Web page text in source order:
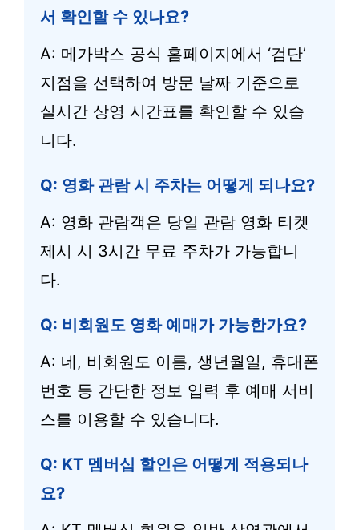
서 확인할 수 있나요?
A: 메가박스 공식 홈페이지에서 ‘검단’
지점을 선택하여 방문 날짜 기준으로
실시간 상영 시간표를 확인할 수 있습
니다.
Q: 영화 관람 시 주차는 어떻게 되나요?
A: 영화 관람객은 당일 관람 영화 티켓
제시 시 3시간 무료 주차가 가능합니
다.
Q: 비회원도 영화 예매가 가능한가요?
A: 네, 비회원도 이름, 생년월일, 휴대폰
번호 등 간단한 정보 입력 후 예매 서비
스를 이용할 수 있습니다.
Q: KT 멤버십 할인은 어떻게 적용되나
요?